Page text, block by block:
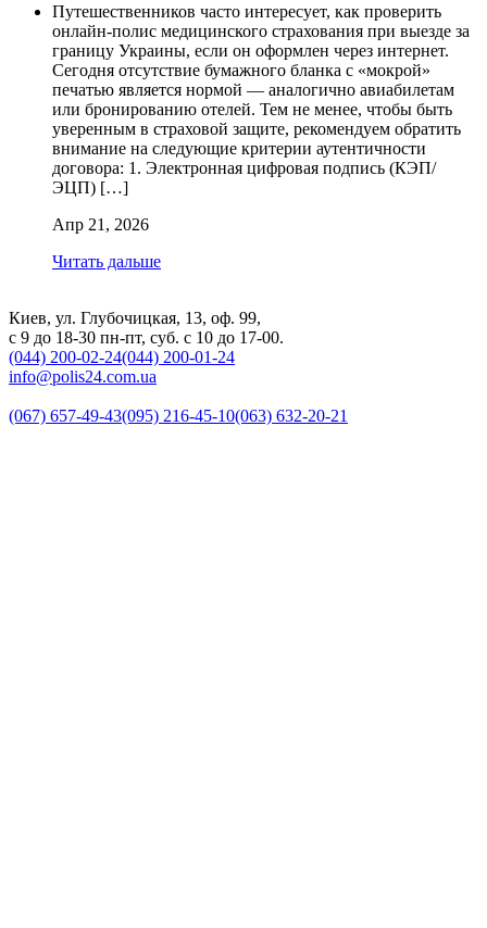
Путешественников часто интересует, как проверить
онлайн-полис медицинского страхования при выезде за
границу Украины, если он оформлен через интернет.
Сегодня отсутствие бумажного бланка с «мокрой»
печатью является нормой — аналогично авиабилетам
или бронированию отелей. Тем не менее, чтобы быть
уверенным в страховой защите, рекомендуем обратить
внимание на следующие критерии аутентичности
договора: 1. Электронная цифровая подпись (КЭП/
ЭЦП) […]
Апр 21, 2026
Читать дальше
Киев, ул. Глубочицкая, 13, оф. 99,
с 9 до 18-30 пн-пт, суб. с 10 до 17-00.
(044) 200-02-24(044) 200-01-24
info@polis24.com.ua
(067) 657-49-43(095) 216-45-10(063) 632-20-21